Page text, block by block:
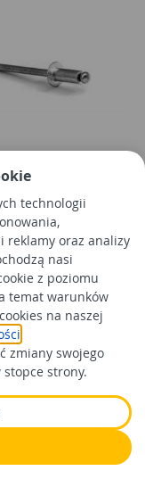
technologii
reklamy oraz analizy
nasi
z poziomu
temat warunków
na naszej
zmiany swojego
stopce strony.
aluminiowo-
/kg
Do koszyka